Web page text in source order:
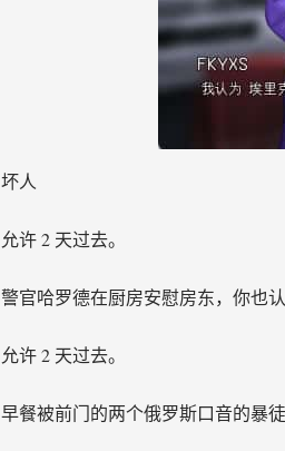
坏人
允许 2 天过去。
警官哈罗德在厨房安慰房东，你也
允许 2 天过去。
早餐被前门的两个俄罗斯口音的暴